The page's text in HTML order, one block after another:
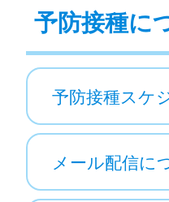
予防接種に
予防接種スケ
メール配信に